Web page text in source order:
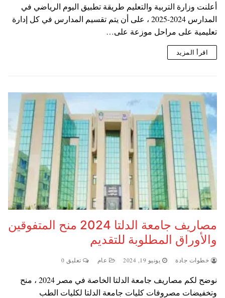
أعلنت وزارة التربية والتعليم طريقة تطبيق اليوم الرياضي في
المدارس 2024-2025 ، على أن يتم تقسيم المدارس في كل إدارة
تعليمية على مراحل موزعة على…
اقرأ المزيد
مصاريف جامعة الدلتا 2024 منح المتفوقين
والأوراق المطلوبة للتقديم
خطوات جادة يونيو 19, 2024 عام تعليق 0
نوضح لكم مصاريف جامعة الدلتا الخاصة في مصر 2024 ، منح
وتخفيضات مصروفات كليات جامعة الدلتا لكليات الطب